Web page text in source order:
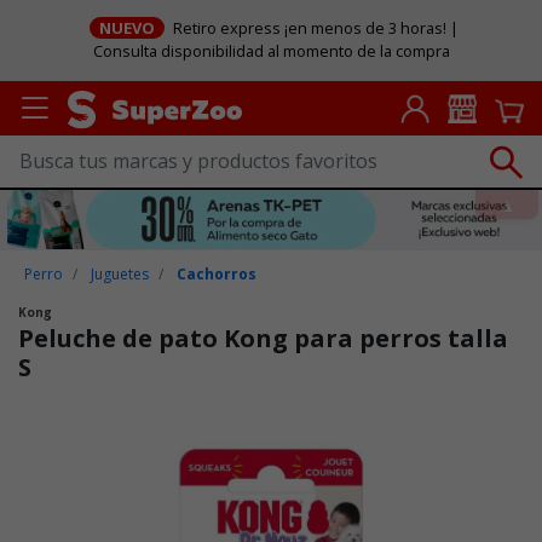
NUEVO
Retiro express ¡en menos de 3 horas! |
Consulta disponibilidad al momento de la compra
Perro Juguetes Cachorros
Kong
Peluche de pato Kong para perros talla
S